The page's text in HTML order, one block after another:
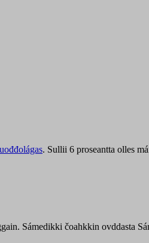
. Sullii 6 proseantta olles
Sámedikki čoahkkin ovddasta